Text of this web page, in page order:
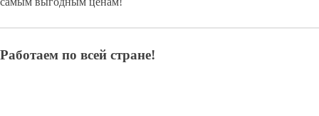
Работаем по всей стране!